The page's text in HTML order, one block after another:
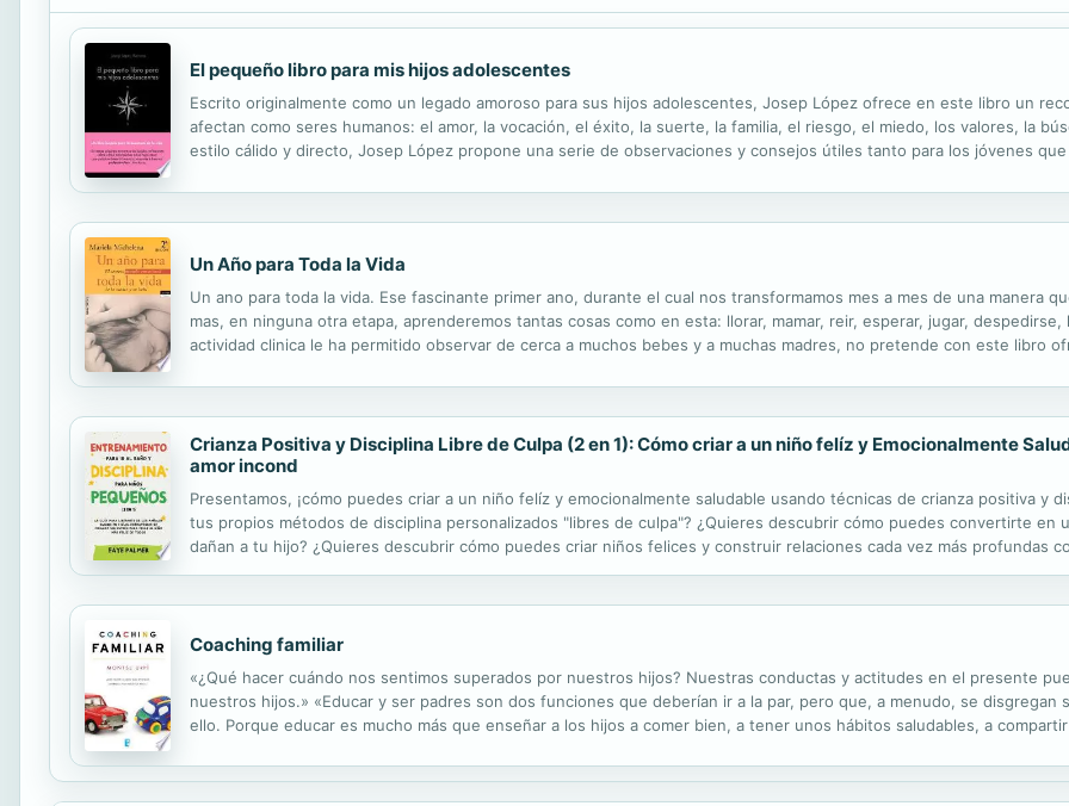
El pequeño libro para mis hijos adolescentes
Escrito originalmente como un legado amoroso para sus hijos adolescentes, Josep López ofrece en este libro un
afectan como seres humanos: el amor, la vocación, el éxito, la suerte, la familia, el riesgo, el miedo, los valores, la
estilo cálido y directo, Josep López propone una serie de observaciones y consejos útiles tanto para los jóvenes
Un Año para Toda la Vida
Un ano para toda la vida. Ese fascinante primer ano, durante el cual nos transformamos mes a mes de una manera
mas, en ninguna otra etapa, aprenderemos tantas cosas como en esta: llorar, mamar, reir, esperar, jugar,
actividad clinica le ha permitido observar de cerca a muchos bebes y a muchas madres, no pretende con este libro
Crianza Positiva y Disciplina Libre de Culpa (2 en 1): Cómo criar a un niño felíz y Emocionalmente
amor incond
Presentamos, ¡cómo puedes criar a un niño felíz y emocionalmente saludable usando técnicas de crianza positiva y
tus propios métodos de disciplina personalizados "libres de culpa"? ¿Quieres descubrir cómo puedes convertirte en
dañan a tu hijo? ¿Quieres descubrir cómo puedes criar niños felices y construir relaciones cada vez más profundas
Coaching familiar
«¿Qué hacer cuándo nos sentimos superados por nuestros hijos? Nuestras conductas y actitudes en el presente
nuestros hijos.» «Educar y ser padres son dos funciones que deberían ir a la par, pero que, a menudo, se disgregan
ello. Porque educar es mucho más que enseñar a los hijos a comer bien, a tener unos hábitos saludables, a